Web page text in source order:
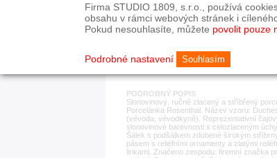
PODROBNÝ POPIS
Slonovinový, ručně zlacený a stříbřený
Porcelánka Rosenthal. Název vzoru:
(vévoda, vévodkyně). Reprezentativní
slonovinové barevnosti s celozlaceným
Šálek s podšálkem zdobené širokým
pásem s reliéfními ornamenty a zlatými
linkami. Značeno zespodu: firemní značka
Firma STUDIO 1809, s.r.o., používá
obsahu v rámci webových stránek i
Pokud nesouhlasíte, můžete povolit pouze
Podrobné nastavení Souhlasím